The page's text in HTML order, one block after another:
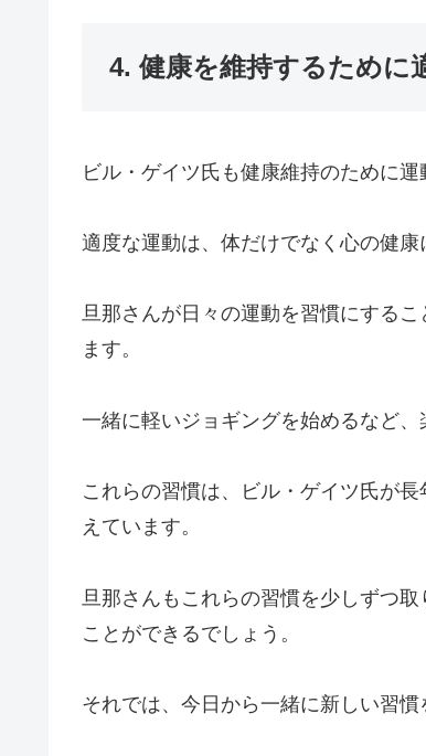
4. 健康を維持するために
ビル・ゲイツ氏も健康維持のために運
適度な運動は、体だけでなく心の健康
旦那さんが日々の運動を習慣にする
ます。
一緒に軽いジョギングを始めるなど
これらの習慣は、ビル・ゲイツ氏が
えています。
旦那さんもこれらの習慣を少しずつ
ことができるでしょう。
それでは、今日から一緒に新しい習慣